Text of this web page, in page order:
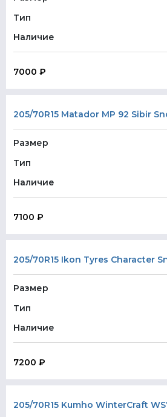
Тип
Наличие
7000 ₽
205/70R15 Matador MP 92 Sibir
Размер
Тип
Наличие
7100 ₽
205/70R15 Ikon Tyres Character
Размер
Тип
Наличие
7200 ₽
205/70R15 Kumho WinterCraft